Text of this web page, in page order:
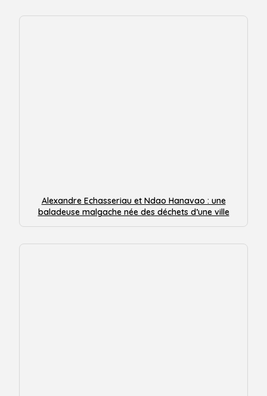
Alexandre Echasseriau et Ndao Hanavao : une
baladeuse malgache née des déchets d’une ville